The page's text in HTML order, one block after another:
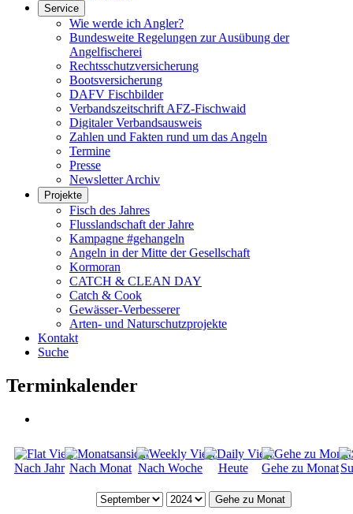
Service
Wie werde ich Angler?
Bundesweite Regelungen zur Ausübung der
Angelfischerei
Rechtsschutzversicherung
Bootsversicherung
DAFV Fischbilder
Verbandszeitschrift AFZ-Fischwaid
Digitaler Verbandsausweis
Zahlen und Fakten rund um das Angeln
Termine
Presse
Newsletter Archiv
Projekte
Fisch des Jahres
Flusslandschaft der Jahre
Kampagne #gehangeln
Angeln in der Mitte der Gesellschaft
Kormoran
CATCH & CLEAN DAY
Catch & Cook
Gewässer-Verbesserer
Arten- und Naturschutzprojekte
Kontakt
Suche
Terminkalender
Nach Jahr Nach Monat Nach Woche Heute Gehe zu Monat
Gehe zu Monat